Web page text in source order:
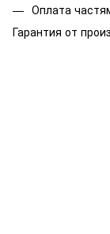
Оплата
Гарантия от